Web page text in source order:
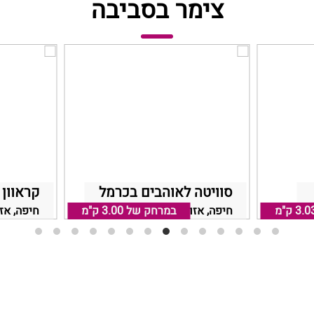
צימר בסביבה
חיפה,
סוויטה לאוהבים בכרמל
חיפה, אזור חיפה והקריות
במרחק של3.00 ק"מ ק"מ